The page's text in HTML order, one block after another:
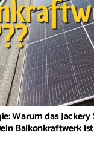
Warum das
Balkonkraftwerk ist